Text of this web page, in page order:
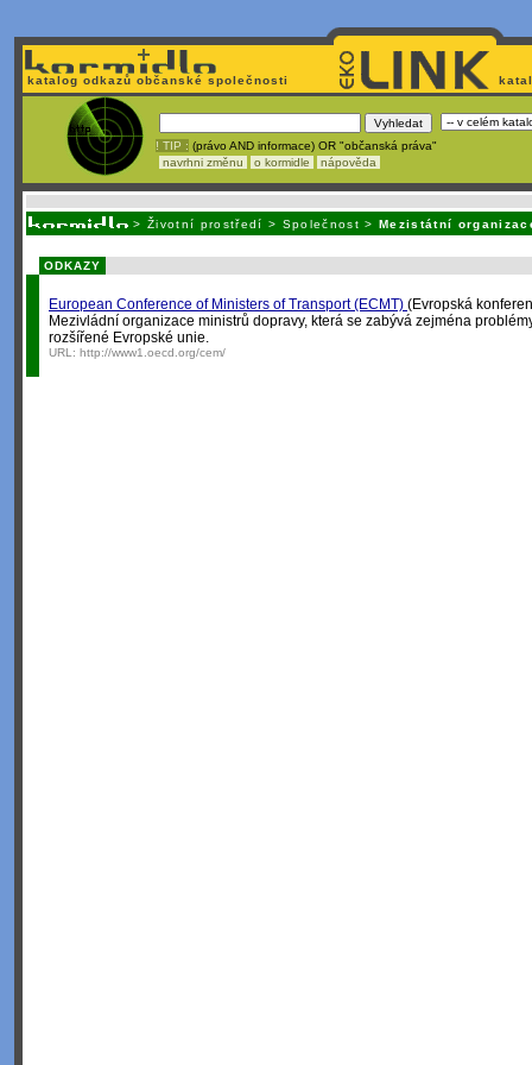
katalog odkazů občanské společnosti
! TIP : (právo AND informace) OR "občanská práva"
navrhni změnu
o kormidle nápověda
> Životní prostředí > Společnost >Mezistátní
ODKAZY
European Conference of Ministers of Transport (ECMT) (Evropská
Mezivládní organizace ministrů dopravy, která se zabývá zejména
rozšířené Evropské unie.
URL: http://www1.oecd.org/cem/